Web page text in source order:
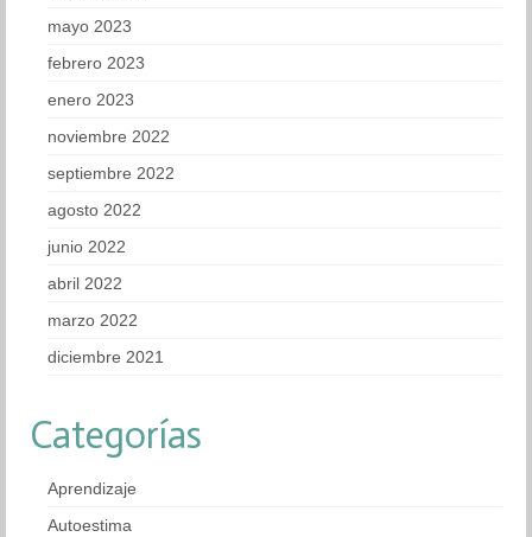
mayo 2023
febrero 2023
enero 2023
noviembre 2022
septiembre 2022
agosto 2022
junio 2022
abril 2022
marzo 2022
diciembre 2021
Categorías
Aprendizaje
Autoestima